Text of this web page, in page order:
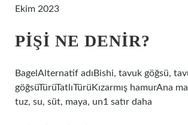
Ekim 2023
PIŞI NE DENIR?
BagelAlternatif adıBishi, tavuk göğsü,
göğsüTürüTatlıTürüKızarmış hamurAna
tuz, su, süt, maya, un1 satır daha